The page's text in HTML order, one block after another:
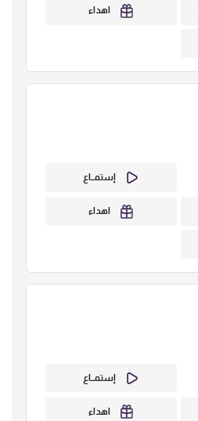
اهداء
إستمــاع
اهداء
إستمــاع
اهداء